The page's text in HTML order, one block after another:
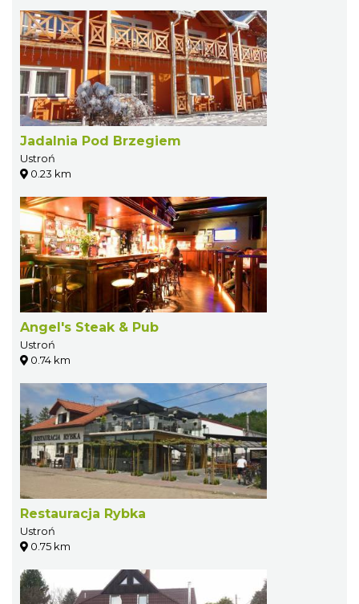
Jadalnia Pod Brzegiem
Ustroń
0.23 km
Angel's Steak & Pub
Ustroń
0.74 km
Restauracja Rybka
Ustroń
0.75 km